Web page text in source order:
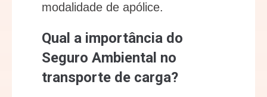
modalidade de apólice.
Qual a importância do
Seguro Ambiental no
transporte de carga?